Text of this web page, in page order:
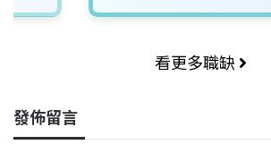
看更多職缺
發佈留言